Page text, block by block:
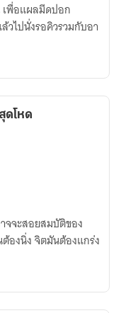
พื่อแผลมีดปอก
วไปนั่งรอคิวรวมกับอา
ดโหด
จจะสอยสมบัติของ
องนิ่ง จิตมันต้องแกร่ง